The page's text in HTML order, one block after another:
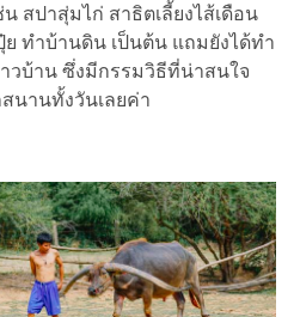
น สปาสุ่มไก่ สาธิตเลี้ยงไส้เดือน
ทำบ้านดิน เป็นต้น แถมยังได้ทำ
บ้าน ซึ่งมีกรรมวิธีที่น่าสนใจ
นานทั้งวันเลยค่า